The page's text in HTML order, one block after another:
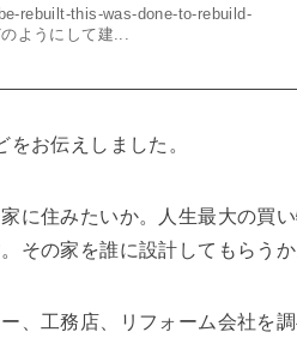
rebuilt-this-was-done-to-rebuild-
ようにして建...
お伝えしました。
に住みたいか。人生最大の買
その家を誰に設計してもらうか
、工務店、リフォーム会社を